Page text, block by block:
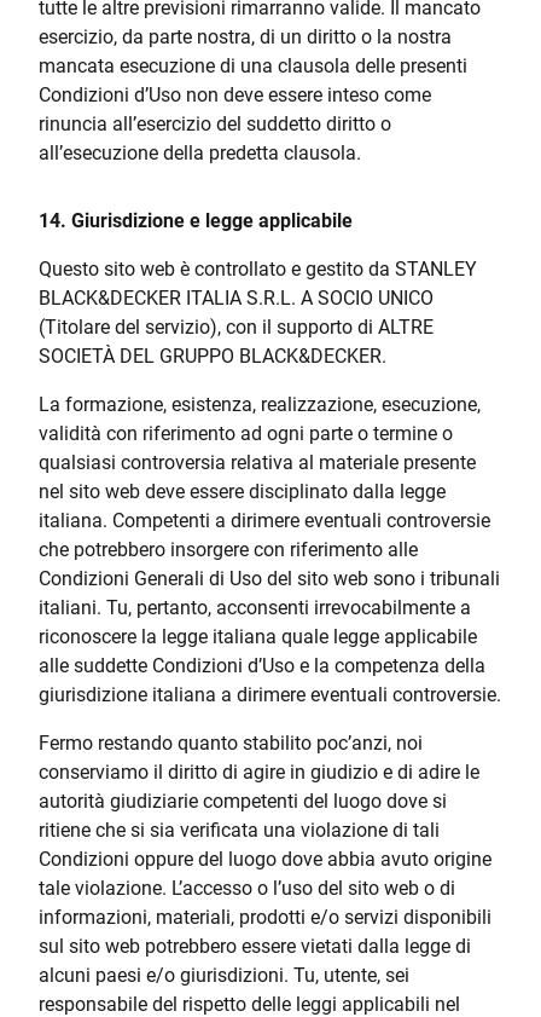
tutte le altre previsioni rimarranno valide. Il mancato
esercizio, da parte nostra, di un diritto o la nostra
mancata esecuzione di una clausola delle presenti
Condizioni d’Uso non deve essere inteso come
rinuncia all’esercizio del suddetto diritto o
all’esecuzione della predetta clausola.
14. Giurisdizione e legge applicabile
Questo sito web è controllato e gestito da STANLEY
BLACK&DECKER ITALIA S.R.L. A SOCIO UNICO
(Titolare del servizio), con il supporto di ALTRE
SOCIETÀ DEL GRUPPO BLACK&DECKER.
La formazione, esistenza, realizzazione, esecuzione,
validità con riferimento ad ogni parte o termine o
qualsiasi controversia relativa al materiale presente
nel sito web deve essere disciplinato dalla legge
italiana. Competenti a dirimere eventuali controversie
che potrebbero insorgere con riferimento alle
Condizioni Generali di Uso del sito web sono i tribunali
italiani. Tu, pertanto, acconsenti irrevocabilmente a
riconoscere la legge italiana quale legge applicabile
alle suddette Condizioni d’Uso e la competenza della
giurisdizione italiana a dirimere eventuali controversie.
Fermo restando quanto stabilito poc’anzi, noi
conserviamo il diritto di agire in giudizio e di adire le
autorità giudiziarie competenti del luogo dove si
ritiene che si sia verificata una violazione di tali
Condizioni oppure del luogo dove abbia avuto origine
tale violazione. L’accesso o l’uso del sito web o di
informazioni, materiali, prodotti e/o servizi disponibili
sul sito web potrebbero essere vietati dalla legge di
alcuni paesi e/o giurisdizioni. Tu, utente, sei
responsabile del rispetto delle leggi applicabili nel